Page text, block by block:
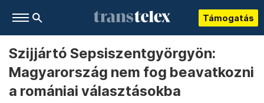
Támogatás
Szijjártó Sepsiszentgyörgyön:
Magyarország nem fog beavatkozni
a romániai választásokba